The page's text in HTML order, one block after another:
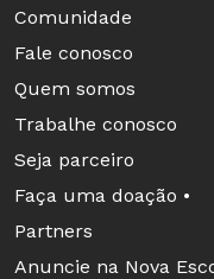
Salário
Comunidade
Fale conosco
Quem somos
Trabalhe conosco
Seja parceiro
Faça uma doação •
Partners
Anuncie na Nova